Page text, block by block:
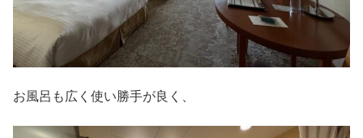
お風呂も広く使い勝手が良く、